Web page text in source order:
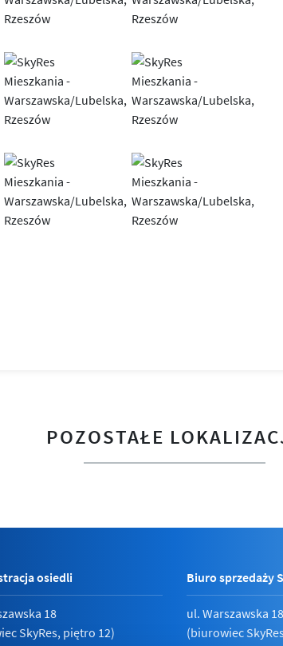
POZOSTAŁE
osiedli
18
SkyRes, piętro 12)
Biuro sprzedaży
ul. Warszawska 18
(biurowiec